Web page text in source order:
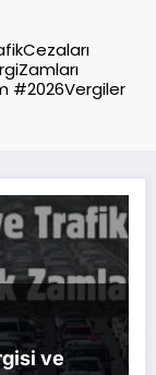
#2026Vergiler
ve